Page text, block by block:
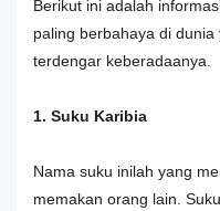
Berikut ini adalah
paling berbahaya di
terdengar keberadaanya.
1. Suku Karibia
Nama suku inilah yang
memakan orang lain.